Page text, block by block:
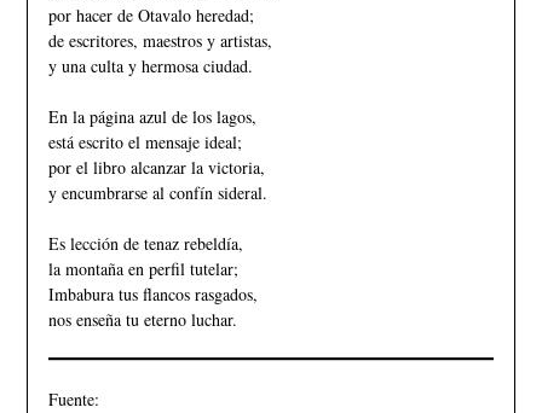
por hacer de Otavalo heredad;
de escritores, maestros y artistas,
y una culta y hermosa ciudad.
En la página azul de los lagos,
está escrito el mensaje ideal;
por el libro alcanzar la victoria,
y encumbrarse al confín sideral.
Es lección de tenaz rebeldía,
la montaña en perfil tutelar;
Imbabura tus flancos rasgados,
nos enseña tu eterno luchar.
Fuente: